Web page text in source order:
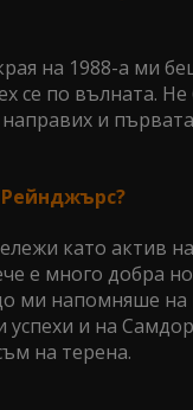
на 1988-а ми
по вълната. Не
и
Рейнджърс?
като актив
е много добра
ми напомняше
и на
на терена.